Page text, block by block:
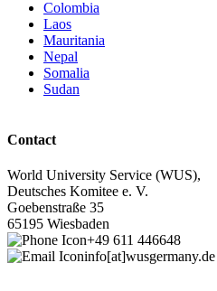
Colombia
Laos
Mauritania
Nepal
Somalia
Sudan
Contact
World University Service (WUS),
Deutsches Komitee e. V.
Goebenstraße 35
65195 Wiesbaden
+49 611 446648
info[at]wusgermany.de